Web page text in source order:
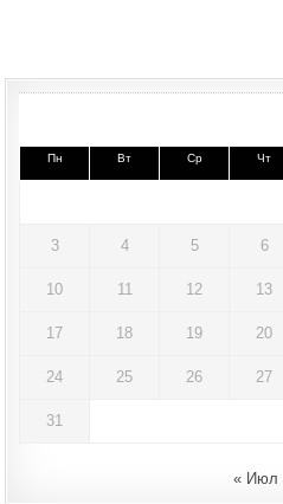
Пн Вт Ср Чт
3 4 5 6
10 11 12 13
17 18 19 20
24 25 26 27
31
« Июл